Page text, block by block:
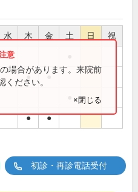
水 木 金 土 日 祝
● ●
● ●
場合があります。来院前
ください。
×閉じる
初診・再診電話受付